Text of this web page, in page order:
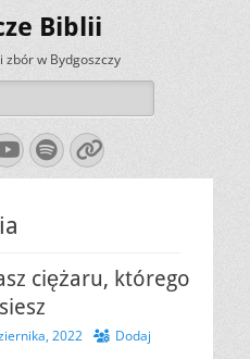
Biblii
zbór w Bydgoszczy
Spotify
Link
ciężaru, którego
2022
Dodaj